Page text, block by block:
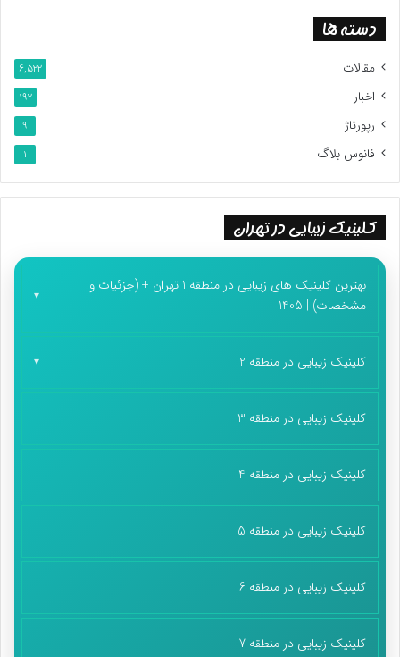
اولین و مهمترین قسمتی که با رگ ها و فشار خون جاری در آن ها
مرتبط است، قلب انسان می باشد. آسیب به قلب و بروز مشکلات
قلبی و عروقی از جمله رسیدن آسیب به سرخرگ ها، بیماری عروق
است که ممکن است در اثر فشار خون بالا ایجاد شود. چنین عوارضی
در حالت پیشرفته‌تر موجب بروز حملات قلبی و حتی مرگ ناگهانی می
– آسیب به مغز
دسته ها
مقالات 6,522
اخبار 192
رپورتاژ 9
فانوس بلاگ 1
کلینیک زیبایی در تهران
بهترین کلینیک های زیبایی در منطقه 1 تهران + (جزئیات و
مشخصات) | 1405
کلینیک زیبایی در منطقه 2
کلینیک زیبایی در منطقه 3
کلینیک زیبایی در منطقه 4
کلینیک زیبایی در منطقه 5
کلینیک زیبایی در منطقه 6
کلینیک زیبایی در منطقه 7